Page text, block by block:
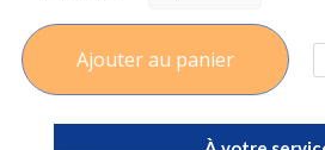
Ajouter au panier